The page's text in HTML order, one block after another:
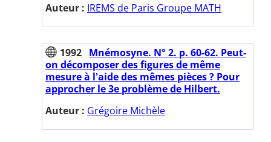
Auteur : IREMS de Paris Groupe MATH
1992 Mnémosyne. N° 2. p. 60-62. Peut-
on décomposer des figures de même
mesure à l'aide des mêmes pièces ? Pour
approcher le 3e problème de Hilbert.
Auteur : Grégoire Michèle